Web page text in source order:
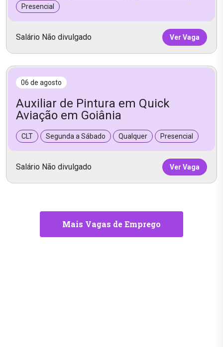
Presencial
Salário Não divulgado Ver Vaga
06 de agosto
Auxiliar de Pintura em Quick
Aviação em Goiânia
CLT Segunda a Sábado Qualquer Presencial
Salário Não divulgado Ver Vaga
Mais Vagas de Emprego